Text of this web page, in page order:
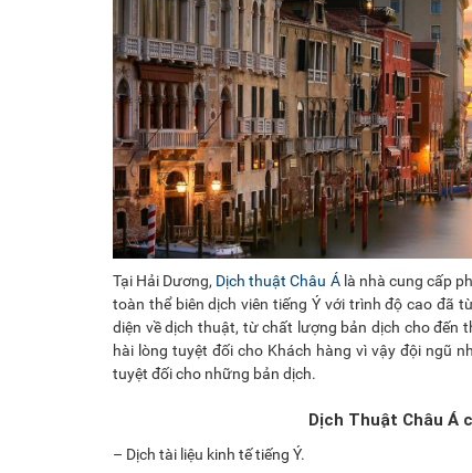
Tại Hải Dương, Dịch thuật Châu Álà nhà cung cấp
toàn thể biên dịch viên tiếng Ý với trình độ cao đã
diện về dịch thuật, từ chất lượng bản dịch cho đến
hài lòng tuyệt đối cho Khách hàng vì vậy đội ngũ
tuyệt đối cho những bản dịch.
Dịch Thuật Châu Á
– Dịch tài liệu kinh tế tiếng Ý.